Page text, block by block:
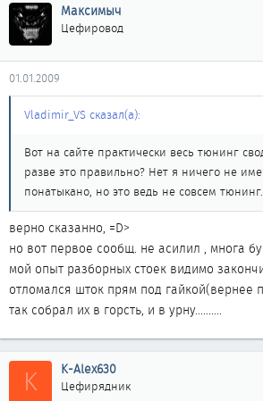
Максимыч
Цефировод
01.01.2009
Vladimir_VS сказал(а):
Вот на сайте практически весь тюнинг
разве это правильно? Нет я ничего не
понатыкано, но это ведь не совсем
верно сказанно, =D>
но вот первое сообщ. не асилил , многа
мой опыт разборных стоек видимо
отломался шток прям под гайкой(вернее
так собрал их в горсть, и в урну..........
K K-Alex630
Цефирядник